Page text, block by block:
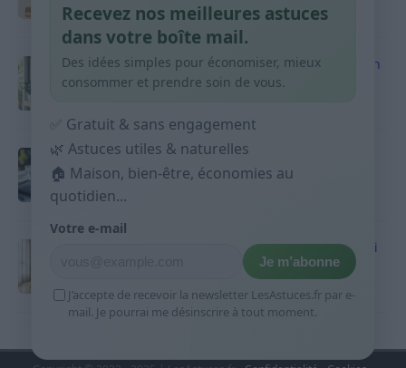
9 avril 2026
Produits ménagers : comment économiser en
courses sans acheter 10 sprays
Budget mensuel : méthode rapide pour
répartir son salaire dès le jour de paie
9 avril 2026
Sport 10 minutes par jour est-ce utile et quoi
9 avril 2026
Recevez nos meilleures astuces
dans votre boîte mail.
Des idées simples pour économiser, mieux
consommer et prendre soin de vous.
✅ Gratuit & sans engagement
🌿 Astuces utiles & naturelles
🏠 Maison, bien-être, économies au
quotidien...
Votre e-mail
Je m’abonne
J’accepte de recevoir la newsletter LesAstuces.fr par e-
mail. Je pourrai me désinscrire à tout moment.